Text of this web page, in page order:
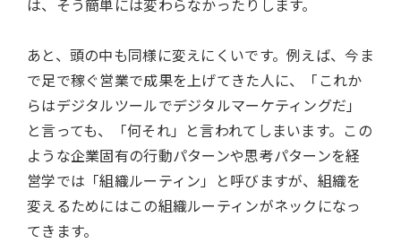
は、そう簡単には変わらなかったりします。
あと、頭の中も同様に変えにくいです。例えば、今ま
で足で稼ぐ営業で成果を上げてきた人に、「これか
らはデジタルツールでデジタルマーケティングだ」
と言っても、「何それ」と言われてしまいます。この
ような企業固有の行動パターンや思考パターンを経
営学では「組織ルーティン」と呼びますが、組織を
変えるためにはこの組織ルーティンがネックになっ
てきます。